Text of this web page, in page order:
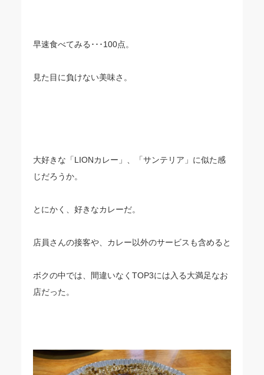
早速食べてみる･･･100点。
見た目に負けない美味さ。
大好きな「LIONカレー」、「サンテリア」に似た感
じだろうか。
とにかく、好きなカレーだ。
店員さんの接客や、カレー以外のサービスも含めると
ボクの中では、間違いなくTOP3には入る大満足なお
店だった。